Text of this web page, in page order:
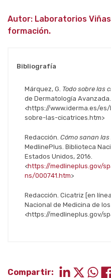
Autor: Laboratorios
formación.
Bibliografía
Márquez, G. Todo sobre las
de Dermatología Avanzada.
<https://www.iderma.es/
sobre-las-cicatrices.htm>
Redacción. Cómo sanan
MedlinePlus. Biblioteca
Estados Unidos, 2016.
<https://medlineplus.gov/
ns/000741.htm>
Redacción. Cicatriz [en
Nacional de Medicina de
<https://medlineplus.gov/
Compartir: